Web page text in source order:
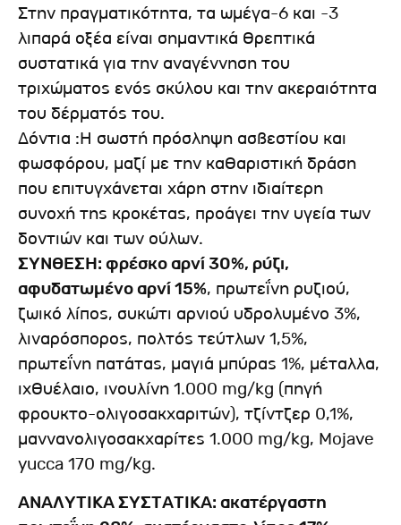
Στην πραγματικότητα, τα ωμέγα-6 και -3
λιπαρά οξέα είναι σημαντικά θρεπτικά
συστατικά για την αναγέννηση του
τριχώματος ενός σκύλου και την ακεραιότητα
του δέρματός του.
Δόντια :Η σωστή πρόσληψη ασβεστίου και
φωσφόρου, μαζί με την καθαριστική δράση
που επιτυγχάνεται χάρη στην ιδιαίτερη
συνοχή της κροκέτας, προάγει την υγεία των
δοντιών και των ούλων.
ΣΥΝΘΕΣΗ: φρέσκο ​​αρνί 30%, ρύζι,
αφυδατωμένο αρνί 15%, πρωτεΐνη ρυζιού,
ζωικό λίπος, συκώτι αρνιού υδρολυμένο 3%,
λιναρόσπορος, πολτός τεύτλων 1,5%,
πρωτεΐνη πατάτας, μαγιά μπύρας 1%, μέταλλα,
ιχθυέλαιο, ινουλίνη 1.000 mg/kg (πηγή
φρουκτο-ολιγοσακχαριτών), τζίντζερ 0,1%,
μαννανολιγοσακχαρίτες 1.000 mg/kg, Mojave
yucca 170 mg/kg.
ΑΝΑΛΥΤΙΚΑ ΣΥΣΤΑΤΙΚΑ: ακατέργαστη